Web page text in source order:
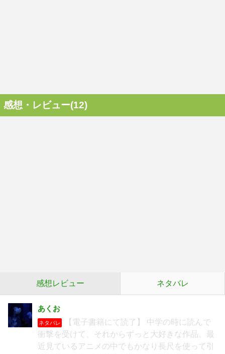
感想・レビュー(12)
感想レビュー ネタバレ
あくお
ネタバレ
【電子書籍にて読了】 中学の時に読んで
衝撃を受けて、それからずっと大好きな作品。最
近見ているアニメの中でもかなり長尺を使って引